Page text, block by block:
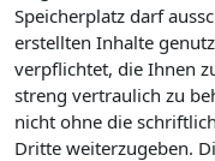
Speicherplatz darf
erstellten Inhalte
verpflichtet, die Ihnen
streng vertraulich zu
nicht ohne die
Dritte weiterzugeben.